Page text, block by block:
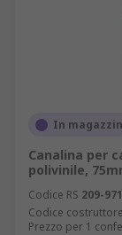
In
Canalina per
polivinile,
Codice RS 209-
Codice costruttore
Prezzo per 1